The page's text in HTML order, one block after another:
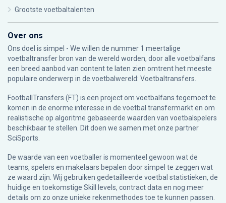
Grootste voetbaltalenten
Over ons
Ons doel is simpel - We willen de nummer 1 meertalige
voetbaltransfer bron van de wereld worden, door alle voetbalfans
een breed aanbod van content te laten zien omtrent het meeste
populaire onderwerp in de voetbalwereld: Voetbaltransfers.
FootballTransfers (FT) is een project om voetbalfans tegemoet te
komen in de enorme interesse in de voetbal transfermarkt en om
realistische op algoritme gebaseerde waarden van voetbalspelers
beschikbaar te stellen. Dit doen we samen met onze partner
SciSports
De waarde van een voetballer is momenteel gewoon wat de
teams, spelers en makelaars bepalen door simpel te zeggen wat
ze waard zijn. Wij gebruiken gedetailleerde voetbal statistieken, de
huidige en toekomstige Skill levels, contract data en nog meer
details om zo onze unieke rekenmethodes toe te kunnen passen.